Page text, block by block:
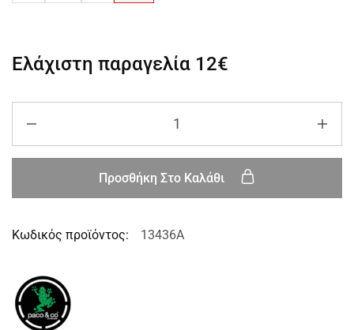
Ελάχιστη παραγελία 12€
Προσθήκη Στο Καλάθι
Κωδικός προϊόντος: 13436A